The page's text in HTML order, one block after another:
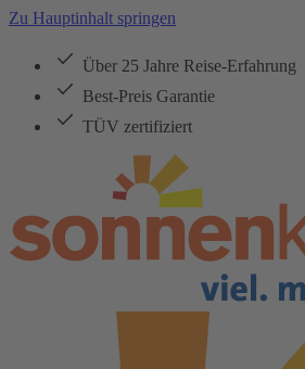
Zu Hauptinhalt springen
Über 25 Jahre Reise-Erfahrung
Best-Preis Garantie
TÜV zertifiziert